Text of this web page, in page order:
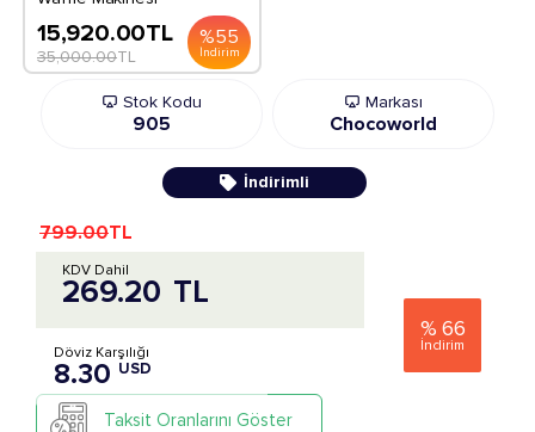
%55
İndirim
15,920.00TL
35,000.00TL
Stok Kodu
905
Markası
Chocoworld
İndirimli
% 66
İndirim
799.00TL
269.20 TL
KDV Dahil
Döviz Karşılığı
8.30 USD
Taksit Oranlarını Göster